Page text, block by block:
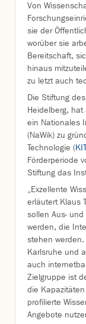
Von
sie der
worüber sie
Bereitschaft,
hinaus
zu letzt auch
Die Stiftung
Heidelberg,
ein Nationales
(NaWik) zu
Technologie (
Förderperiode
Stiftung das
„Exzellente
erläutert Klaus
sollen Aus-
werden, die
stehen
Karlsruhe und
auch
Zielgruppe ist
die
profilierte
Angebote